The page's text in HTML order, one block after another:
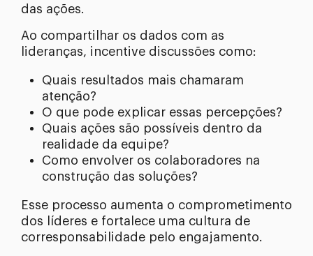
das ações.
Ao compartilhar os dados com as
lideranças, incentive discussões como:
Quais resultados mais chamaram
atenção?
O que pode explicar essas percepções?
Quais ações são possíveis dentro da
realidade da equipe?
Como envolver os colaboradores na
construção das soluções?
Esse processo aumenta o comprometimento
dos líderes e fortalece uma cultura de
corresponsabilidade pelo engajamento.